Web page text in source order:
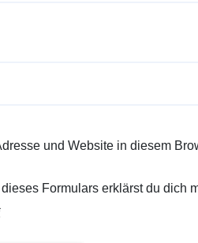
und Website in diesem
Formulars erklärst du dich